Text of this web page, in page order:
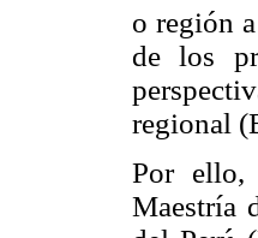
o región
de los
regional
Por ello,
Maestría